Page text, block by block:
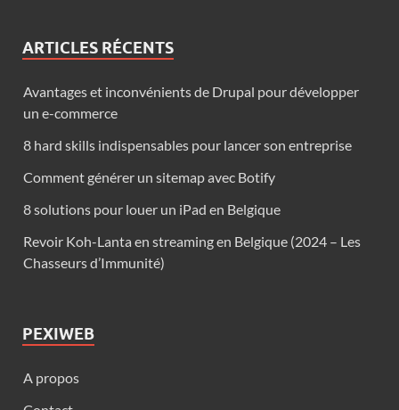
ARTICLES RÉCENTS
Avantages et inconvénients de Drupal pour développer
un e-commerce
8 hard skills indispensables pour lancer son entreprise
Comment générer un sitemap avec Botify
8 solutions pour louer un iPad en Belgique
Revoir Koh-Lanta en streaming en Belgique (2024 – Les
Chasseurs d’Immunité)
PEXIWEB
A propos